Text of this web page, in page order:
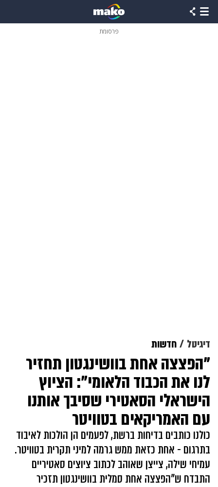
פרסומת
דיגיטל חדשות
"הפצצה אחת בוושינגטון תחזיר
לנו את הכבוד הלאומי": הציוץ
הישראלי הסאטירי שסיבך אותנו
עם האמריקאים בטוויטר
כולנו כותבים בדיחות ברשת, לפעמים הן הולכות לאיבוד
בתרגום - אחת כזאת ממש גרמה למיני תקרית בטוויטר.
עמיחי שילה, צייצן שאוהב לכתוב ציוצים סאטיריים
התבדח ש"הפצצה אחת סמלית בוושינגטון תזכיר